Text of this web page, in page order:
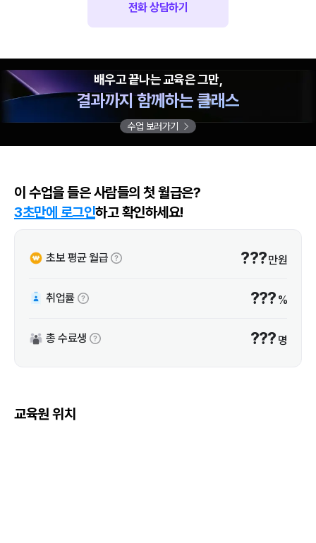
전화 상담하기
배우고 끝나는 교육은 그만,
결과까지 함께하는 클래스
수업 보러가기
이 수업을 들은 사람들의 첫 월급은?
3초만에 로그인하고 확인하세요!
초보 평균 월급 ???만원
취업률 ??? %
총 수료생 ??? 명
교육원 위치